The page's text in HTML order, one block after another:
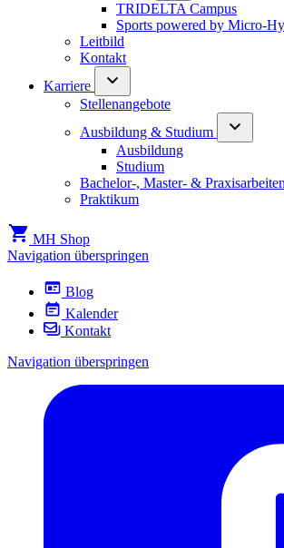
TRIDELTA Campus
Sports powered by Micro-
Leitbild
Kontakt
Karriere
Stellenangebote
Ausbildung & Studium
Ausbildung
Studium
Bachelor-, Master- & Praxisarbeiten
Praktikum
MH Shop
Navigation überspringen
Blog
Kalender
Kontakt
Navigation überspringen